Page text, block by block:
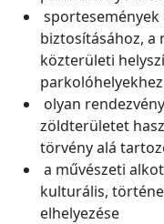
sportesemények
biztosításához, a
közterületi
parkolóhelyekhez
olyan
zöldterületet
törvény alá
a művészeti
kulturális,
elhelyezése